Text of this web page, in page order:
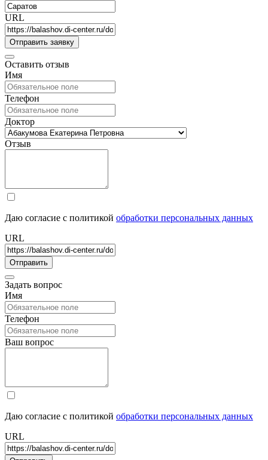
URL
Оставить отзыв
Имя
Телефон
Доктор
Отзыв
Даю согласие с политикой обработки персональных данных
URL
Задать вопрос
Имя
Телефон
Ваш вопрос
Даю согласие с политикой обработки персональных данных
URL